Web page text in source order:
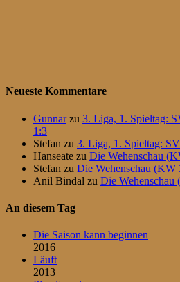
Neueste Kommentare
Gunnarzu 3. Liga, 1. Spieltag:
1:3
Stefan zu 3. Liga, 1. Spieltag:
Hanseate zu Die Wehenschau
Stefan zu Die Wehenschau (KW
Anil Bindal zu Die
An diesem Tag
Die Saison kann beginnen
2016
Läuft
2013